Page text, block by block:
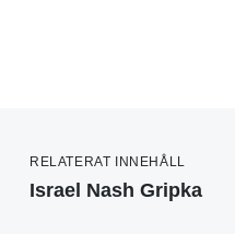
RELATERAT INNEHÅLL
Israel Nash Gripka